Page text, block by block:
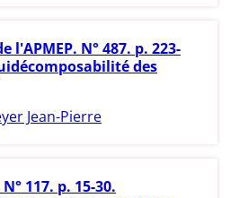
l'APMEP. N° 487. p. 223-
des
Jean-Pierre
117. p. 15-30.